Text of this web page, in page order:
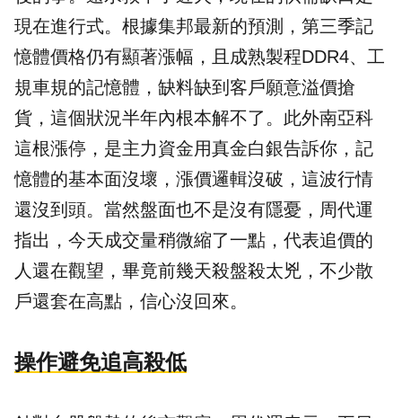
現在進行式。根據集邦最新的預測，第三季記
憶體價格仍有顯著漲幅，且成熟製程DDR4、工
規車規的記憶體，缺料缺到客戶願意溢價搶
貨，這個狀況半年內根本解不了。此外南亞科
這根漲停，是主力資金用真金白銀告訴你，記
憶體的基本面沒壞，漲價邏輯沒破，這波行情
還沒到頭。當然盤面也不是沒有隱憂，周代運
指出，今天成交量稍微縮了一點，代表追價的
人還在觀望，畢竟前幾天殺盤殺太兇，不少散
戶還套在高點，信心沒回來。
操作避免追高殺低